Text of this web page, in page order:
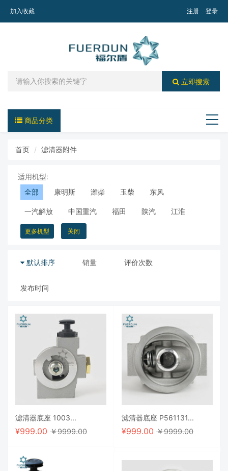
加入收藏 注册 登录
立即搜索
商品分类
首页 滤清器附件
适用机型:
全部
康明斯 潍柴 玉柴 东风
一汽解放 中国重汽 福田 陕汽 江淮
更多机型 关闭
默认排序 销量 评价次数
发布时间
滤清器底座 1003...
¥999.00 ￥9999.00
滤清器底座 P561131...
¥999.00 ￥9999.00